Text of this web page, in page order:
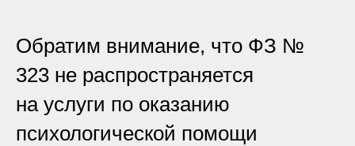
Обратим внимание, что ФЗ №
323 не распространяется
на услуги по оказанию
психологической помощи